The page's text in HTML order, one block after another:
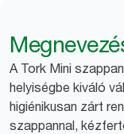
A Tork Mini
helyiségbe kiváló
higiénikusan zárt
szappannal,